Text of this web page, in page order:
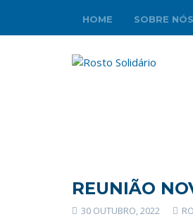
HOME SOBRE NÓS
REUNIÃO
30 OUTUBRO, 2022